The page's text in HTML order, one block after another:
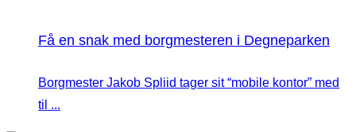
Få en snak med borgmesteren i Degneparken
Borgmester Jakob Spliid tager sit “mobile kontor” med
til ...